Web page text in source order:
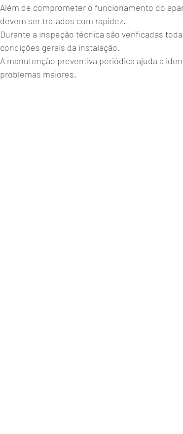
Além de comprometer o funcionamento do
devem ser tratados com rapidez.
Durante a inspeção técnica são verificadas
condições gerais da instalação.
A manutenção preventiva periódica ajuda a
problemas maiores.